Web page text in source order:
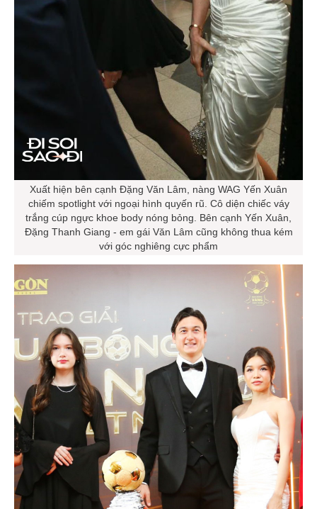
Xuất hiện bên cạnh Đặng Văn Lâm, nàng WAG Yến Xuân
chiếm spotlight với ngoại hình quyến rũ. Cô diện chiếc váy
trắng cúp ngực khoe body nóng bỏng. Bên cạnh Yến Xuân,
Đặng Thanh Giang - em gái Văn Lâm cũng không thua kém
với góc nghiêng cực phẩm